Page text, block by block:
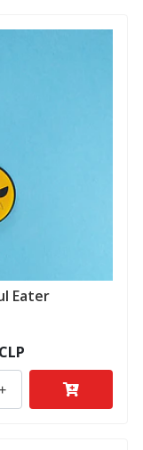
Eater